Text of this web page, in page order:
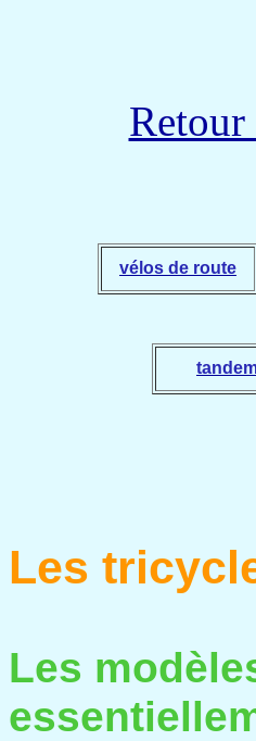
Retour
vélos de route
Les
Les